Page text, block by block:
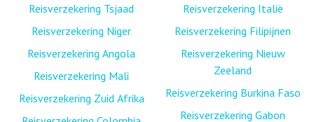
Reisverzekering Tsjaad
Reisverzekering Niger
Reisverzekering Angola
Reisverzekering Mali
Reisverzekering Zuid Afrika
Reisverzekering Italië
Reisverzekering Filipijnen
Reisverzekering Nieuw
Zeeland
Reisverzekering Burkina Faso
Reisverzekering Gabon